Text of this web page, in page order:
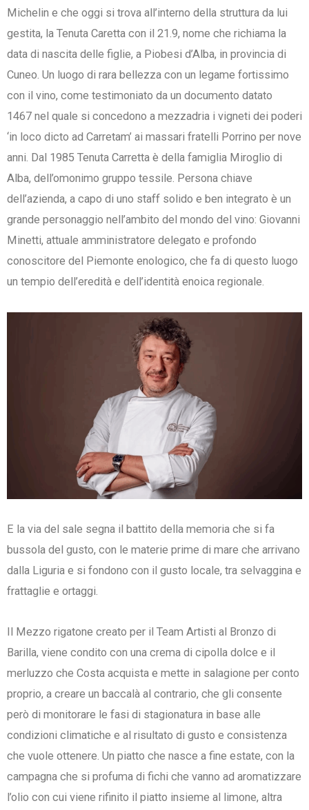
Michelin e che oggi si trova all’interno della struttura da lui
gestita, la Tenuta Caretta con il 21.9, nome che richiama la
data di nascita delle figlie, a Piobesi d’Alba, in provincia di
Cuneo. Un luogo di rara bellezza con un legame fortissimo
con il vino, come testimoniato da un documento datato
1467 nel quale si concedono a mezzadria i vigneti dei poderi
‘in loco dicto ad Carretam’ ai massari fratelli Porrino per nove
anni. Dal 1985 Tenuta Carretta è della famiglia Miroglio di
Alba, dell’omonimo gruppo tessile. Persona chiave
dell’azienda, a capo di uno staff solido e ben integrato è un
grande personaggio nell’ambito del mondo del vino: Giovanni
Minetti, attuale amministratore delegato e profondo
conoscitore del Piemonte enologico, che fa di questo luogo
un tempio dell’eredità e dell’identità enoica regionale.
E la via del sale segna il battito della memoria che si fa
bussola del gusto, con le materie prime di mare che arrivano
dalla Liguria e si fondono con il gusto locale, tra selvaggina e
frattaglie e ortaggi.
Il Mezzo rigatone creato per il Team Artisti al Bronzo di
Barilla, viene condito con una crema di cipolla dolce e il
merluzzo che Costa acquista e mette in salagione per conto
proprio, a creare un baccalà al contrario, che gli consente
però di monitorare le fasi di stagionatura in base alle
condizioni climatiche e al risultato di gusto e consistenza
che vuole ottenere. Un piatto che nasce a fine estate, con la
campagna che si profuma di fichi che vanno ad aromatizzare
l’olio con cui viene rifinito il piatto insieme al limone, altra